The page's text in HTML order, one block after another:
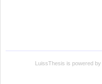
LuissThesis is powered by